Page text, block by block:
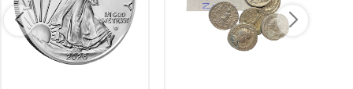
website is inclusief btw